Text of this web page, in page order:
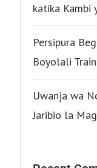
katika Kambi
Persipura
Boyolali
Uwanja wa
Jaribio la